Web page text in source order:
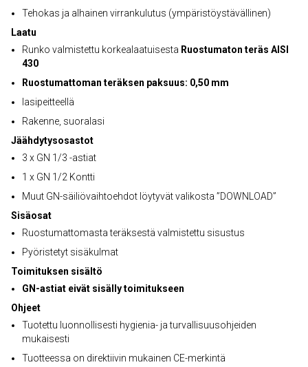
Tehokas ja alhainen virrankulutus (ympäristöystävällinen)
Laatu
Runko valmistettu korkealaatuisesta Ruostumaton teräs AISI
430
Ruostumattoman teräksen paksuus: 0,50 mm
lasipeitteellä
Rakenne, suoralasi
Jäähdytysosastot
3 x GN 1/3 -astiat
1 x GN 1/2 Kontti
Muut GN-säiliövaihtoehdot löytyvät valikosta ”DOWNLOAD”
Sisäosat
Ruostumattomasta teräksestä valmistettu sisustus
Pyöristetyt sisäkulmat
Toimituksen sisältö
GN-astiat eivät sisälly toimitukseen
Ohjeet
Tuotettu luonnollisesti hygienia- ja turvallisuusohjeiden
mukaisesti
Tuotteessa on direktiivin mukainen CE-merkintä